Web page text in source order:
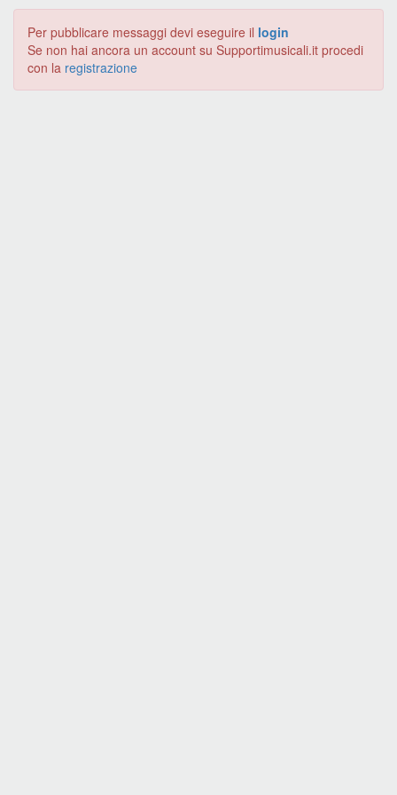
Per pubblicare messaggi devi eseguire il login
Se non hai ancora un account su Supportimusicali.it procedi
con la registrazione